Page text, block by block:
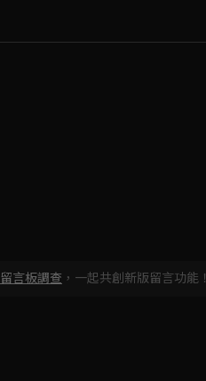
Video
留言板調查 ，一起共創新版留言功能！